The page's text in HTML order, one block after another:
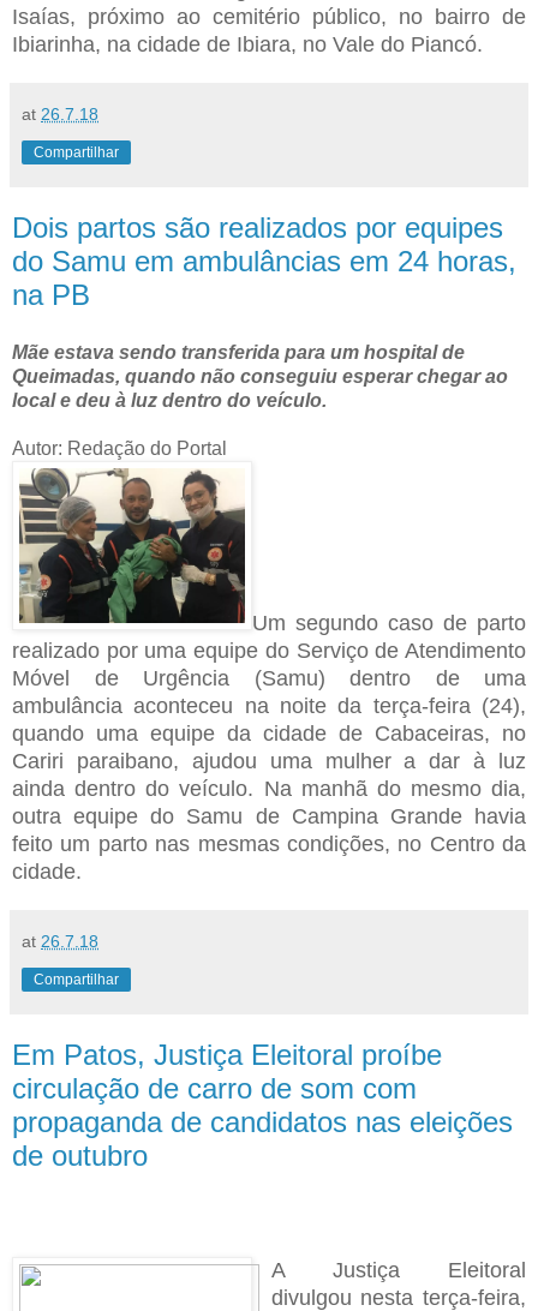
Isaías, próximo ao cemitério público, no bairro de
Ibiarinha, na cidade de Ibiara, no Vale do Piancó.
at 26.7.18
Compartilhar
Dois partos são realizados por equipes
do Samu em ambulâncias em 24 horas,
na PB
Mãe estava sendo transferida para um hospital de
Queimadas, quando não conseguiu esperar chegar ao
local e deu à luz dentro do veículo.
Autor: Redação do Portal
Um segundo caso de parto
realizado por uma equipe do Serviço de Atendimento
Móvel de Urgência (Samu) dentro de uma
ambulância aconteceu na noite da terça-feira (24),
quando uma equipe da cidade de Cabaceiras, no
Cariri paraibano, ajudou uma mulher a dar à luz
ainda dentro do veículo. Na manhã do mesmo dia,
outra equipe do Samu de Campina Grande havia
feito um parto nas mesmas condições, no Centro da
cidade.
at 26.7.18
Compartilhar
Em Patos, Justiça Eleitoral proíbe
circulação de carro de som com
propaganda de candidatos nas eleições
de outubro
A Justiça Eleitoral
divulgou nesta terça-feira,